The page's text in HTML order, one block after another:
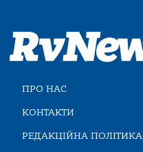
ПРО НАС
КОНТАКТИ
РЕДАКЦІЙНА ПОЛІТИКА